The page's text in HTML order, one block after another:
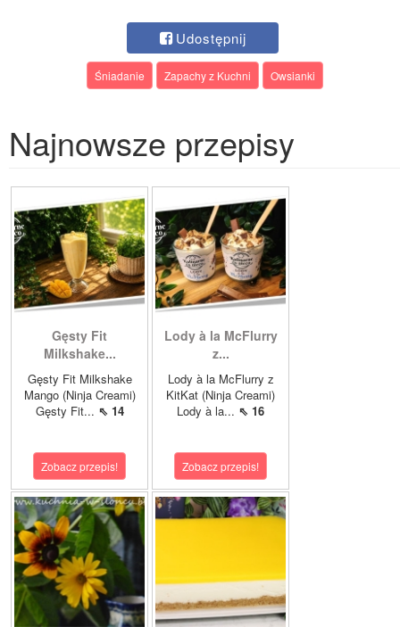
Udostępnij
Śniadanie Zapachy z Kuchni Owsianki
Najnowsze przepisy
Gęsty Fit
Milkshake...
Gęsty Fit Milkshake
Mango (Ninja Creami)
Gęsty Fit... ⇖ 14
Zobacz przepis!
Lody à la McFlurry
z...
Lody à la McFlurry z
KitKat (Ninja Creami)
Lody à la... ⇖ 16
Zobacz przepis!